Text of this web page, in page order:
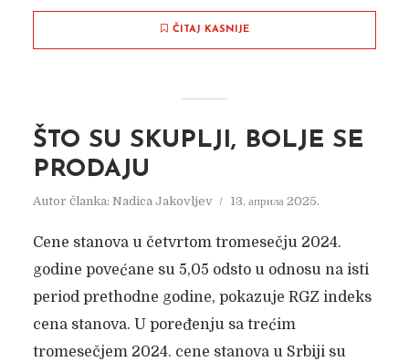
ČITAJ KASNIJE
ŠTO SU SKUPLJI, BOLJE SE
PRODAJU
Autor članka: Nadica Jakovljev 13. априла 2025.
Cene stanova u četvrtom tromesečju 2024.
godine povećane su 5,05 odsto u odnosu na isti
period prethodne godine, pokazuje RGZ indeks
cena stanova. U poređenju sa trećim
tromesečjem 2024. cene stanova u Srbiji su